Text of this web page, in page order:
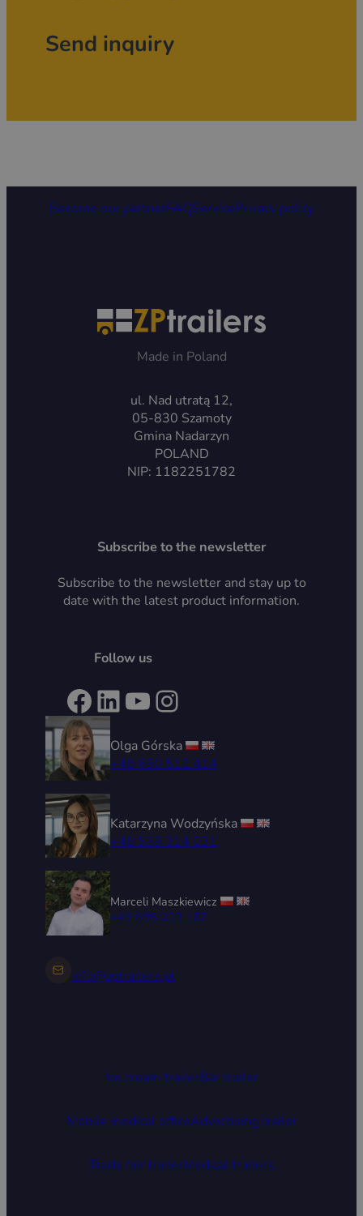
Send inquiry
Become our partnerFAQServicePrivacy policy
Made in Poland
ul. Nad utratą 12,
05-830 Szamoty
Gmina Nadarzyn
POLAND
NIP: 1182251782
Subscribe to the newsletter
Subscribe to the newsletter and stay up to
date with the latest product information.
Follow us
Facebook LinkedIn YouTube Instagram
Olga Górska
+48 690 512 414
Katarzyna Wodzyńska
+48 539 314 031
Marceli Maszkiewicz
+48 696 029 167
info@zptrailers.pl
Ice cream trailerBar trailer
Mobile medical officeAdvertising trailer
Trade fair trailerMedical trailers